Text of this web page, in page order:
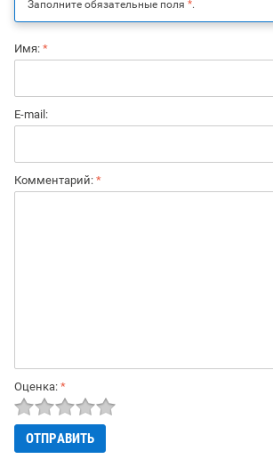
Заполните обязательные поля *.
Имя: *
E-mail:
Комментарий: *
Оценка: *